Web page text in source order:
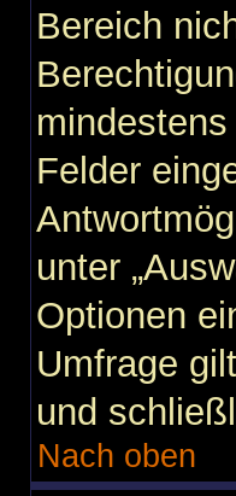
Bereich
Felder
unter
Optionen
Umfrage
und
Nach oben